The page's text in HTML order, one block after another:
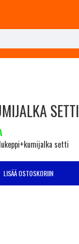
SETTI
setti
LISÄÄ OSTOSKORIIN